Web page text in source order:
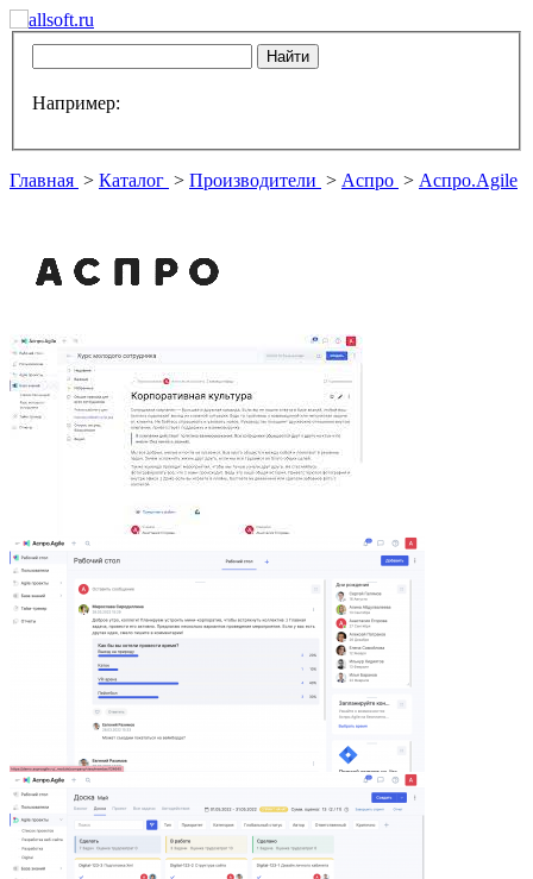
Например:
Главная > Каталог > Производители > Аспро > Аспро.Agile